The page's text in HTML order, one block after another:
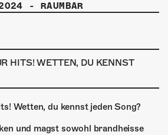
- RAUMBAR
HITS! WETTEN, DU KENNST
Wetten, du kennst jeden Song?
und magst sowohl brandheisse